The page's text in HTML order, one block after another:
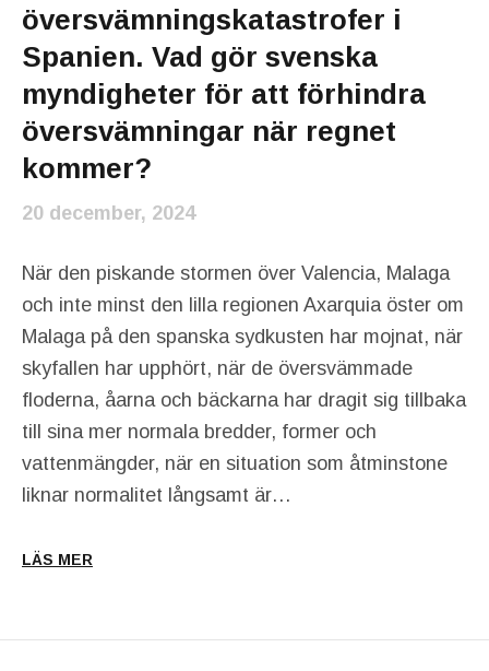
översvämningskatastrofer i
Spanien. Vad gör svenska
myndigheter för att förhindra
översvämningar när regnet
kommer?
20 december, 2024
När den piskande stormen över Valencia, Malaga
och inte minst den lilla regionen Axarquia öster om
Malaga på den spanska sydkusten har mojnat, när
skyfallen har upphört, när de översvämmade
floderna, åarna och bäckarna har dragit sig tillbaka
till sina mer normala bredder, former och
vattenmängder, när en situation som åtminstone
liknar normalitet långsamt är…
LÄS MER